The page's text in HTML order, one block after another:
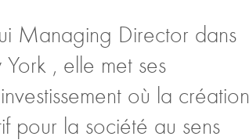
Managing Director dans
, elle met ses
où la création
pour la société au sens